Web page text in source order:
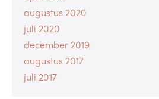
augustus 2020
juli 2020
december 2019
augustus 2017
juli 2017